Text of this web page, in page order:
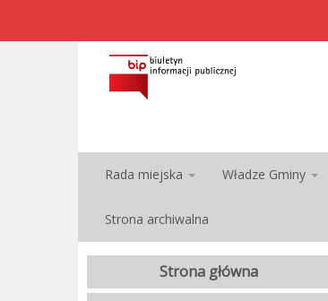
Rada miejska Władze Gminy
Strona archiwalna
Strona główna